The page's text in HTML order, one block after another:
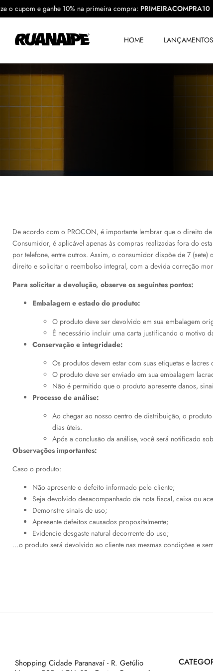
o cupom e ganhe 10% na primeira compra:
HOME LANÇAMENTOS
De acordo com o PROCON, é importante lembrar que o direito
Consumidor, é aplicável apenas às compras realizadas fora do
por telefone, entre outros. Assim, o consumidor dispõe de 7
direito e solicitar o reembolso integral, com a devida correção
Para solicitar a devolução, observe os seguintes pontos:
Embalagem e estado do produto:
O produto deve ser devolvido em sua embalagem
É necessário incluir uma carta justificando o motivo
Conservação e integridade:
Os produtos devem estar com suas etiquetas e
O produto deve ser enviado em sua embalagem
Não é permitido que o produto apresente danos,
Processo de análise:
Ao chegar ao nosso centro de distribuição, o
dias úteis.
Após a conclusão da análise, você será notificado
Observações importantes:
Caso o produto:
Não apresente o defeito informado pelo cliente;
Seja devolvido desacompanhado da nota fiscal, caixa ou
Demonstre sinais de uso;
Apresente defeitos causados propositalmente;
Evidencie desgaste natural decorrente do uso;
…o produto será devolvido ao cliente nas mesmas condições e
Shopping Cidade Paranavaí - R. Getúlio